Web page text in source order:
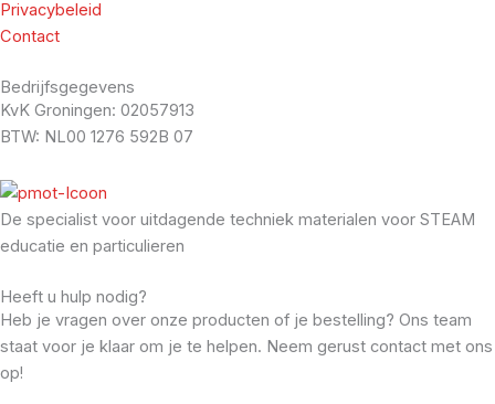
Privacybeleid
Contact
Bedrijfsgegevens
KvK Groningen: 02057913
BTW: NL00 1276 592B 07
De specialist voor uitdagende techniek materialen voor STEAM
educatie en particulieren
Heeft u hulp nodig?
Heb je vragen over onze producten of je bestelling? Ons team
staat voor je klaar om je te helpen. Neem gerust contact met ons
op!